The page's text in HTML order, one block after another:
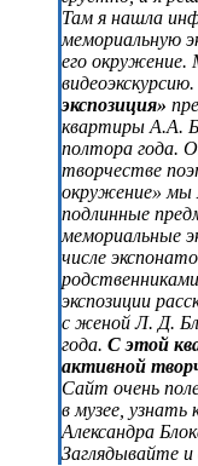
Там я нашла
мемориальную
его
экспозиция»
квартиры А.А.
полтора года.
творчестве
окружение»
подлинные
мемориальные
числе
экспозиции
с женой Л. Д.
года. С этой
активной
Сайт очень
в музее,
Александра
Заглядывайте и